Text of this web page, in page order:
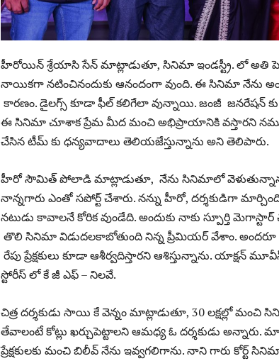
హీరోయిన్ శ్రేయాసి సేన్ మాట్లాడుతూ, సినిమా ఇండస్ట్రీ. లో అతి
నాయికగా నటించినందుకు ఆనందంగా వుంది. ఈ సినిమా నేను
కారణం. డైలగ్స్ కూడా ఫీల్ కలిగేలా వున్నాయి. జంజీ జనరేషన్
ఈ సినిమా చూశాక ప్రేమ మీద మంచి అభిప్రాయానికి వస్తారని
చేసిన టీమ్ కు ధన్యవాదాలు తెలియజేస్తున్నాను అని తెలిపారు.
హీరో సౌమిత్ పోలాడి మాట్లాడుతూ, నేను సినిమాలో
నాన్నగారు ఎంతో సపోర్ట్ చేశారు. నన్ను హీరో, దర్శకుడిగా
నటుడు కావాలనే కోరిక వుండేది. అందుకు నాకు స్పూర్తి
తొలి సినిమా విడుదలకాబోతుంది నిన్న ప్రీమియర్ వేశాం.
రేపు ప్రేక్షకులు కూడా ఆశీర్వదిస్తారని ఆశిస్తున్నాను. యాక్షన్
స్టోరీస్ లో కే జీ ఎఫ్ – నిలవే.
చిత్ర దర్శకుడు సాయి కే వెన్నం మాట్లాడుతూ, 30 లక్షల్లో
తేవాలంటే కోట్లు ఖర్చుపెట్టాలని ఆమధ్య ఓ దర్శకుడు
ప్రేక్షకులకు మంచి బిలీవ్ నేను ఇవ్వగలిగాను. నాని గారు కోర్ట్